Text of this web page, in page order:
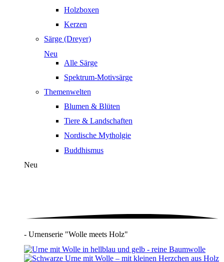
Holzboxen
Kerzen
Särge (Dreyer)
Neu
Alle Särge
Spektrum-Motivsärge
Themenwelten
Blumen & Blüten
Tiere & Landschaften
Nordische Mytholgie
Buddhismus
Neu
- Urnenserie "Wolle meets Holz"